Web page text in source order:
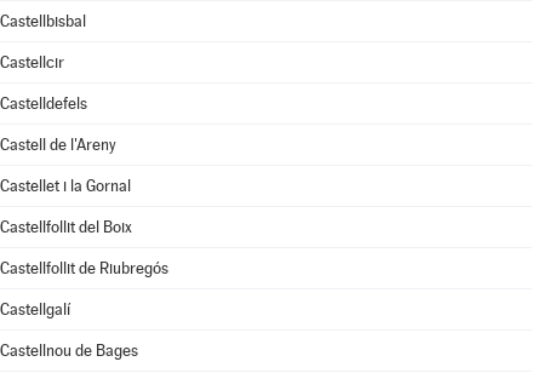
Castellbisbal
Castellcir
Castelldefels
Castell de l'Areny
Castellet i la Gornal
Castellfollit del Boix
Castellfollit de Riubregós
Castellgalí
Castellnou de Bages